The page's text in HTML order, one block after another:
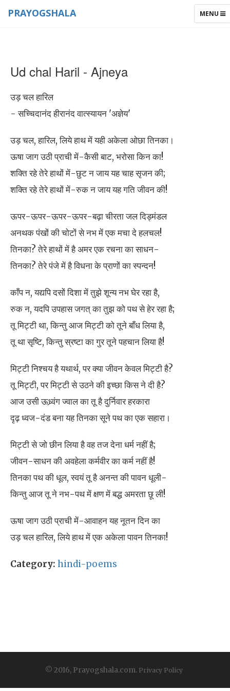
TOGGLE
MENU
PRAYOGSHALA
Ud chal Haril - Ajneya
उड़ चल हारिल
- सच्चिदानंद हीरानंद वात्स्यायन 'अज्ञेय'
उड़ चल, हारिल, लिये हाथ में यही अकेला ओछा तिनका।
ऊषा जाग उठी प्राची में-कैसी बाट, भरोसा किन का!
शक्ति रहे तेरे हाथों में-छुट न जाय यह चाह सृजन की;
शक्ति रहे तेरे हाथों में-रुक न जाय यह गति जीवन की!
ऊपर-ऊपर-ऊपर-ऊपर-बढ़ा चीरता जल दिड्मंडल
अनथक पंखों की चोटों से नभ में एक मचा दे हलचल!
तिनका? तेरे हाथों में है अमर एक रचना का साधन-
तिनका? तेरे पंजे में है विधना के प्राणों का स्पन्दन!
काँप न, यद्यपि दसों दिशा में तुझे शून्य नभ घेर रहा है,
रुक न, यदपि उपहास जगत् का तुझ को पथ से हेर रहा है;
तू मिट्टी था, किन्तु आज मिट्टी को तूने बाँध लिया है,
तू था सृष्टि, किन्तु स्रष्टा का गुर तूने पहचान लिया है!
मिट्टी निश्चय है यथार्थ, पर क्या जीवन केवल मिट्टी है?
तू मिट्टी, पर मिट्टी से उठने की इच्छा किस ने दी है?
आज उसी ऊध्र्वंग ज्वाल का तू है दुर्निवार हरकारा
दृढ़ ध्वज-दंड बना यह तिनका सूने पथ का एक सहारा।
मिट्टी से जो छीन लिया है वह तज देना धर्म नहीं है;
जीवन-साधन की अवहेला कर्मवीर का कर्म नहीं है!
तिनका पथ की धूल, स्वयं तू है अनन्त की पावन धूली-
किन्तु आज तू ने नभ-पथ में क्षण में बद्ध अमरता छू ली!
ऊषा जाग उठी प्राची में-आवाहन यह नूतन दिन का
उड़ चल हारिल, लिये हाथ में एक अकेला पावन तिनका!
Category: hindi-poems
© 2016, Prayogshala.com. Privacy Policy